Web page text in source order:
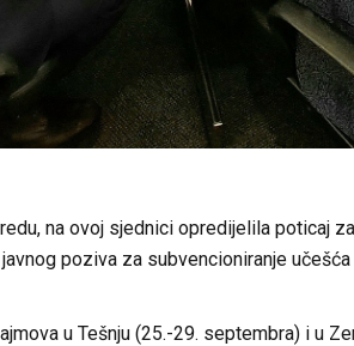
na ovoj sjednici opredijelila poticaj
poziva za subvencioniranje
u Tešnju (25.-29. septembra) i u